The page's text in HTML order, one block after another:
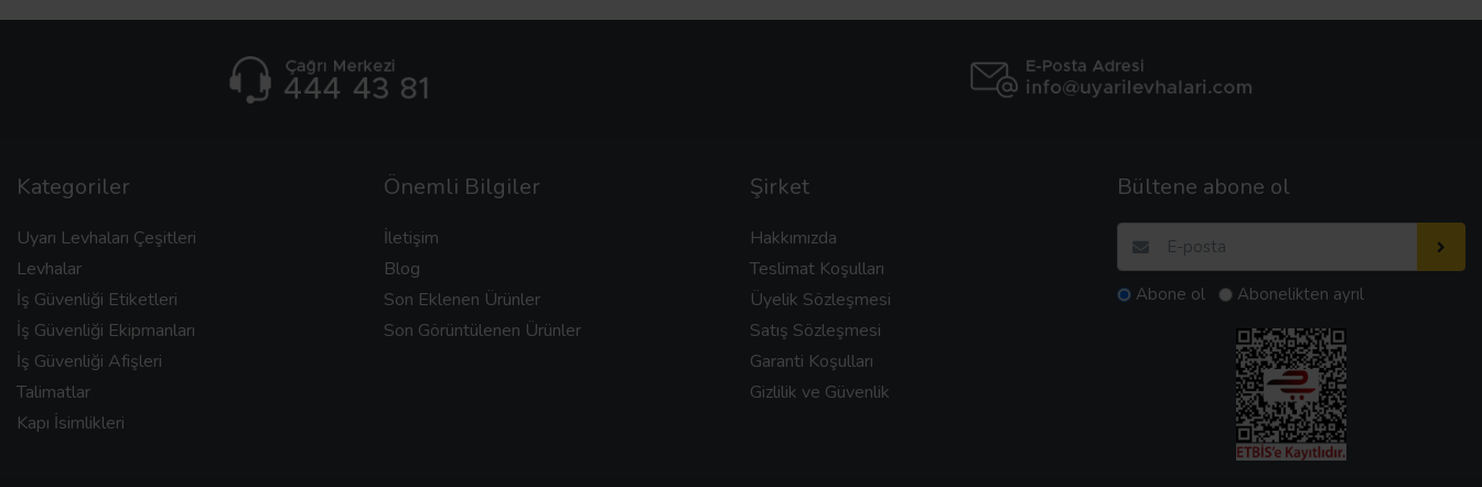
Kategoriler
Uyarı Levhaları Çeşitleri
Levhalar
İş Güvenliği Etiketleri
İş Güvenliği Ekipmanları
İş Güvenliği Afişleri
Talimatlar
Kapı İsimlikleri
Önemli Bilgiler
İletişim
Blog
Son Eklenen Ürünler
Son Görüntülenen Ürünler
Şirket
Hakkımızda
Teslimat Koşulları
Üyelik Sözleşmesi
Satış Sözleşmesi
Garanti Koşulları
Gizlilik ve Güvenlik
Bültene abone ol
Abone ol Abonelikten ayrıl